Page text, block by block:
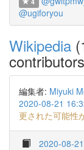
@ugiforyou
Wikipedia
編集者: Miyuki
2020-08-21
更された可能性
2020-08-